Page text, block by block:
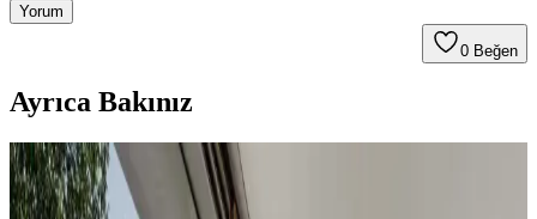
Yorum
0 Beğen
Ayrıca Bakınız
Koltuk ve Aksesuar Sandalyelerde Renk Uyumu ve
Dekorasyonda Görsel Denge Sağlama Yöntemleri